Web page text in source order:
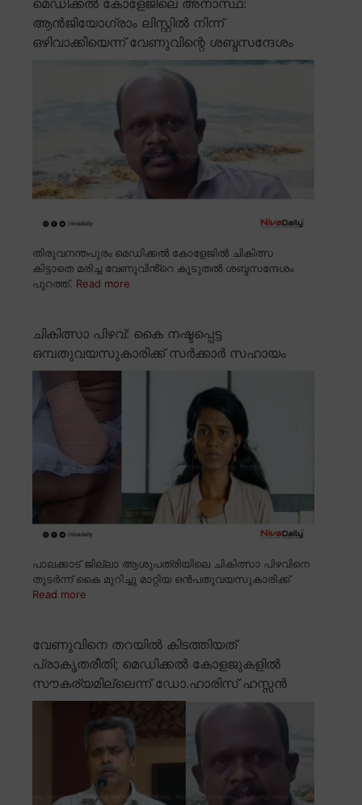
ആൻജിയോഗ്രാം ലിസ്റ്റിൽ നിന്ന്
ഒഴിവാക്കിയെന്ന് വേണുവിന്റെ ശബ്ദസന്ദേശം
തിരുവനന്തപുരം മെഡിക്കൽ കോളേജിൽ ചികിത്സ
കിട്ടാതെ മരിച്ച വേണുവിൻ്റെ കൂടുതൽ ശബ്ദസന്ദേശം
പുറത്ത്. Read more
ചികിത്സാ പിഴവ്: കൈ നഷ്ടപ്പെട്ട
ഒമ്പതുവയസുകാരിക്ക് സർക്കാർ സഹായം
പാലക്കാട് ജില്ലാ ആശുപത്രിയിലെ ചികിത്സാ പിഴവിനെ
തുടർന്ന് കൈ മുറിച്ചു മാറ്റിയ ഒൻപതുവയസുകാരിക്ക്
Read more
വേണുവിനെ തറയിൽ കിടത്തിയത്
പ്രാകൃതരീതി; മെഡിക്കൽ കോളജുകളിൽ
സൗകര്യമില്ലെന്ന് ഡോ.ഹാരിസ് ഹസ്സൻ